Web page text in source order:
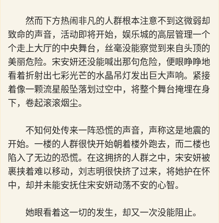
然而下方热闹非凡的人群根本注意不到这微弱却
致命的声音，活动即将开始，娱乐城的高层管理一个
个走上大厅的中央舞台，丝毫没能察觉到来自头顶的
美丽危险。宋安妍还没能喊出那句危险，便眼睁睁地
看着折射出七彩光芒的水晶吊灯发出巨大声响。紧接
着像一颗流星般坠落划过空中，将整个舞台掩埋在身
下，卷起滚滚烟尘。
不知何处传来一阵恐慌的声音，声称这是地震的
开始。一楼的人群很快开始朝着楼外跑去，而二楼也
陷入了无边的恐慌。在这拥挤的人群之中，宋安妍被
裹挟着难以移动，刘志明很快挤了过来，将她护在怀
中，却并未能安抚住宋安妍动荡不安的心智。
她眼看着这一切的发生，却又一次没能阻止。